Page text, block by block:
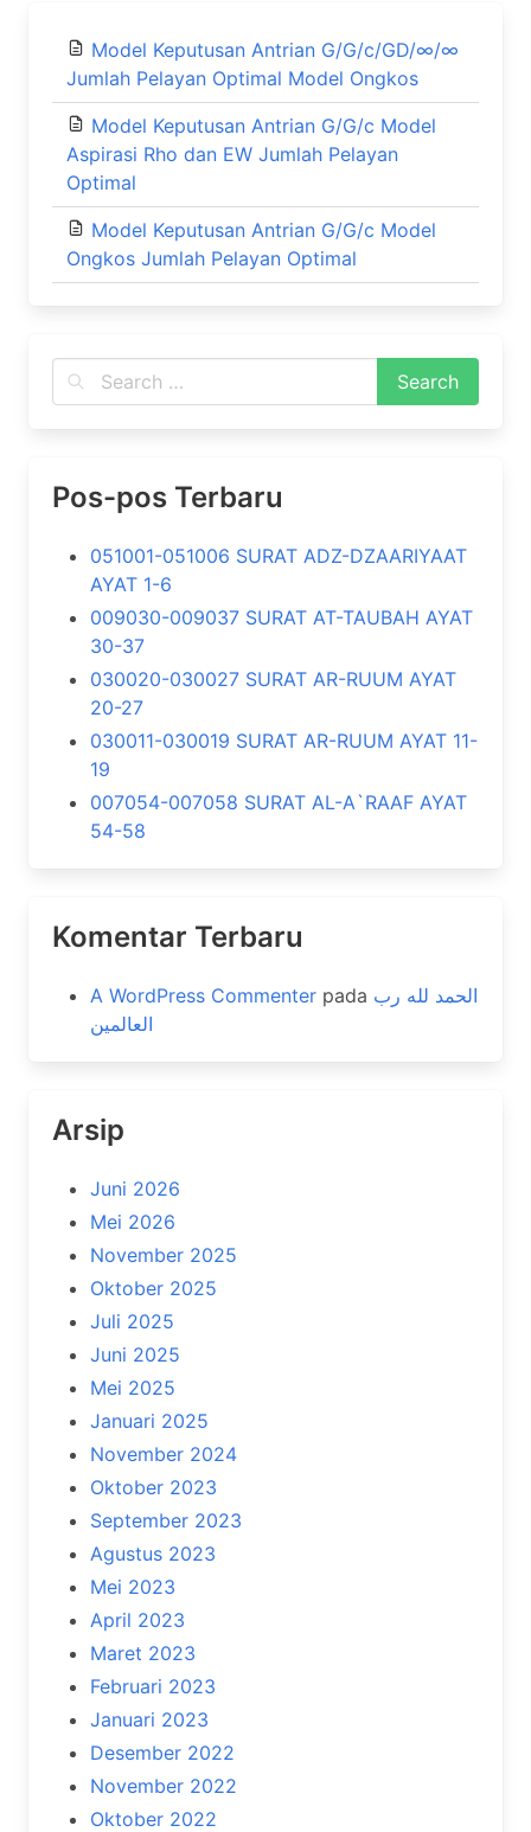
Model Keputusan Antrian G/G/c/GD/∞/∞
Jumlah Pelayan Optimal Model Ongkos
Model Keputusan Antrian G/G/c Model
Aspirasi Rho dan EW Jumlah Pelayan
Optimal
Model Keputusan Antrian G/G/c Model
Ongkos Jumlah Pelayan Optimal
Pos-pos Terbaru
051001-051006 SURAT ADZ-DZAARIYAAT
AYAT 1-6
009030-009037 SURAT AT-TAUBAH AYAT
30-37
030020-030027 SURAT AR-RUUM AYAT
20-27
030011-030019 SURAT AR-RUUM AYAT 11-
19
007054-007058 SURAT AL-A`RAAF AYAT
54-58
Komentar Terbaru
A WordPress Commenter pada الحمد لله رب
العالمين
Arsip
Juni 2026
Mei 2026
November 2025
Oktober 2025
Juli 2025
Juni 2025
Mei 2025
Januari 2025
November 2024
Oktober 2023
September 2023
Agustus 2023
Mei 2023
April 2023
Maret 2023
Februari 2023
Januari 2023
Desember 2022
November 2022
Oktober 2022